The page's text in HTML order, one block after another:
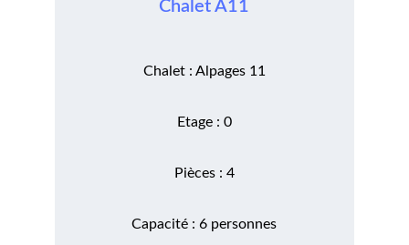
Chalet A11
Chalet : Alpages 11
Etage : 0
Pièces : 4
Capacité : 6 personnes